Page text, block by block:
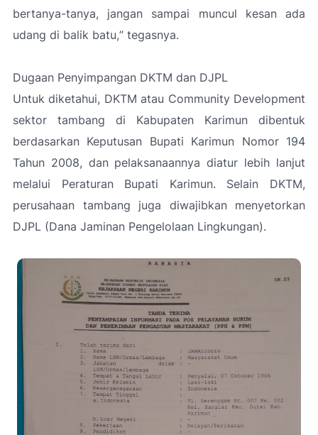
bertanya-tanya, jangan sampai muncul kesan ada
udang di balik batu,” tegasnya.
Dugaan Penyimpangan DKTM dan DJPL
Untuk diketahui, DKTM atau Community Development
sektor tambang di Kabupaten Karimun dibentuk
berdasarkan Keputusan Bupati Karimun Nomor 194
Tahun 2008, dan pelaksanaannya diatur lebih lanjut
melalui Peraturan Bupati Karimun. Selain DKTM,
perusahaan tambang juga diwajibkan menyetorkan
DJPL (Dana Jaminan Pengelolaan Lingkungan).